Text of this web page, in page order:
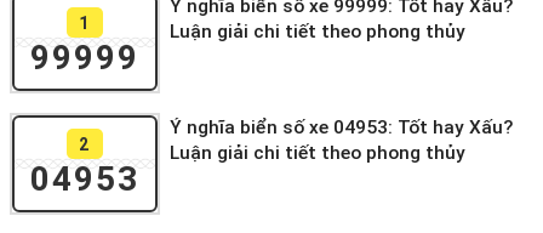
1
99999
Ý nghĩa biển số xe 99999: Tốt hay Xấu?
Luận giải chi tiết theo phong thủy
2
04953
Ý nghĩa biển số xe 04953: Tốt hay Xấu?
Luận giải chi tiết theo phong thủy